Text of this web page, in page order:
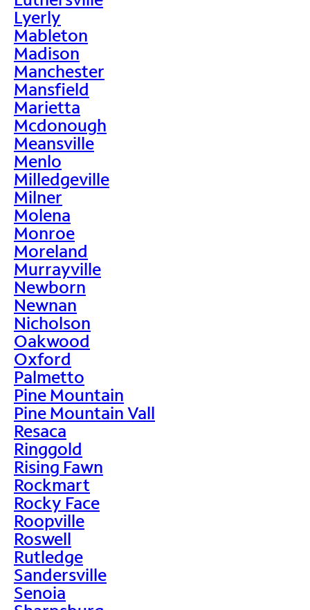
Lyerly
Mableton
Madison
Manchester
Mansfield
Marietta
Mcdonough
Meansville
Menlo
Milledgeville
Milner
Molena
Monroe
Moreland
Murrayville
Newborn
Newnan
Nicholson
Oakwood
Oxford
Palmetto
Pine Mountain
Pine Mountain Vall
Resaca
Ringgold
Rising Fawn
Rockmart
Rocky Face
Roopville
Roswell
Rutledge
Sandersville
Senoia